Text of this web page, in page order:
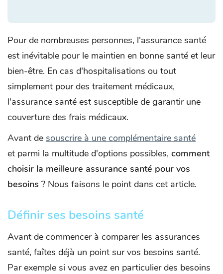
Pour de nombreuses personnes, l'assurance santé
est inévitable pour le maintien en bonne santé et leur
bien-être. En cas d'hospitalisations ou tout
simplement pour des traitement médicaux,
l'assurance santé est susceptible de garantir une
couverture des frais médicaux.
Avant de souscrire à une complémentaire santé
et parmi la multitude d'options possibles, comment
choisir la meilleure assurance santé pour vos
besoins ? Nous faisons le point dans cet article.
Définir ses besoins santé
Avant de commencer à comparer les assurances
santé, faîtes déjà un point sur vos besoins santé.
Par exemple si vous avez en particulier des besoins